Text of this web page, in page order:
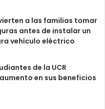
a las familias tomar
antes de instalar un
vehículo eléctrico
de la UCR
en sus beneficios